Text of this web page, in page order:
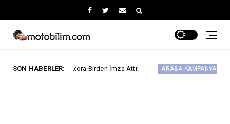
SON HABERLER:
Rekora Birden İmza Attı! ARABA KAMPANYALARI Lexus’ta LBX